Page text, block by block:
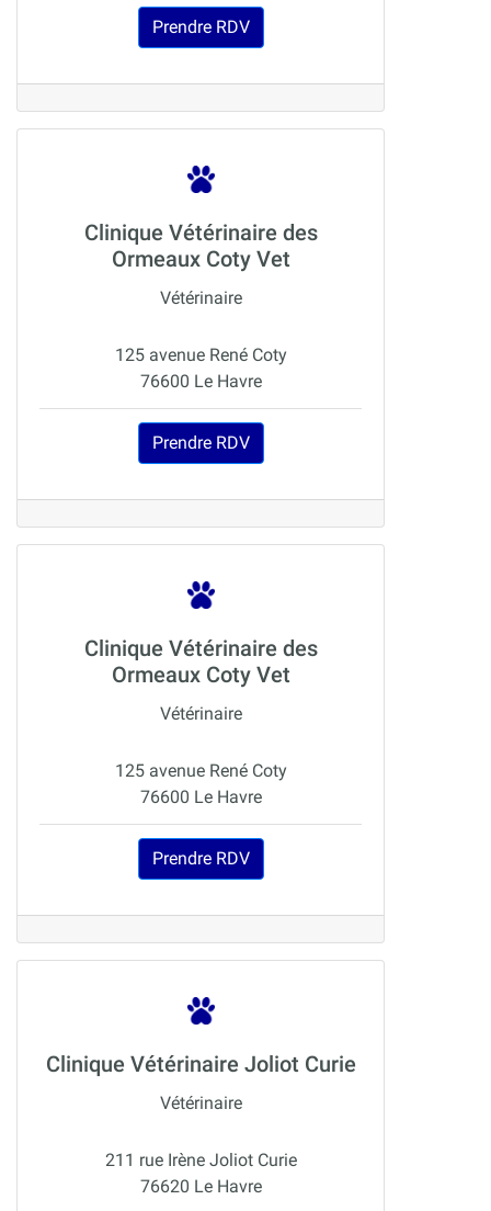
Prendre RDV
Clinique Vétérinaire des
Ormeaux Coty Vet
Vétérinaire
125 avenue René Coty
76600 Le Havre
Prendre RDV
Clinique Vétérinaire des
Ormeaux Coty Vet
Vétérinaire
125 avenue René Coty
76600 Le Havre
Prendre RDV
Clinique Vétérinaire Joliot Curie
Vétérinaire
211 rue Irène Joliot Curie
76620 Le Havre